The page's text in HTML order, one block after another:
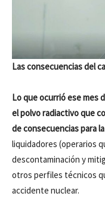
Las consecuencias del
Lo que ocurrió ese mes
el polvo radiactivo que
de consecuencias para
liquidadores (operarios
descontaminación y
otros perfiles técnicos
accidente nuclear.